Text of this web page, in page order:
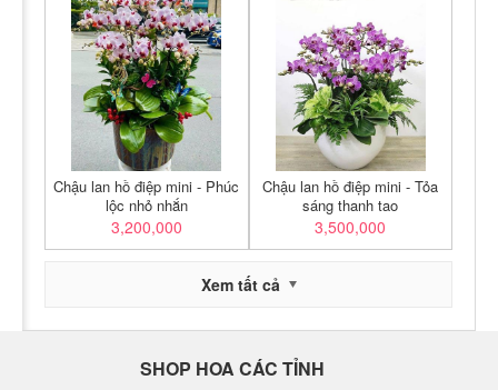
Chậu lan hồ điệp mini - Phúc
lộc nhỏ nhắn
3,200,000
Chậu lan hồ điệp mini - Tỏa
sáng thanh tao
3,500,000
Xem tất cả
SHOP HOA CÁC TỈNH